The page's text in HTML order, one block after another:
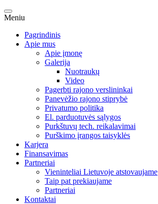
Meniu
Pagrindinis
Apie mus
Apie įmonę
Galerija
Nuotraukų
Video
Pagerbti rajono verslininkai
Panevėžio rajono stiprybė
Privatumo politika
El. parduotuvės sąlygos
Purkštuvų tech. reikalavimai
Purškimo įrangos taisyklės
Karjera
Finansavimas
Partneriai
Vieninteliai Lietuvoje atstovaujame
Taip pat prekiaujame
Partneriai
Kontaktai